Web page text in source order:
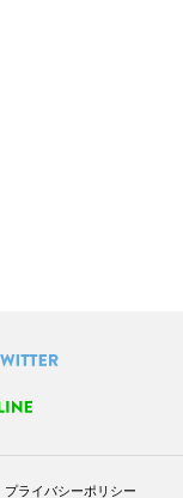
プライバシーポリシー